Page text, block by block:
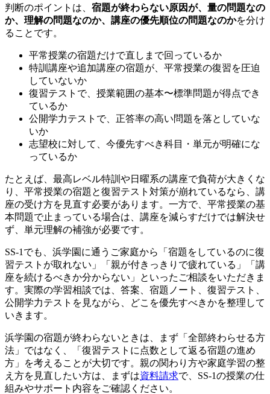
判断のポイントは、 宿題が終わらない原因が、量の問題なの
か、理解の問題なのか、講座の優先順位の問題なのかを分け
ることです。
平常授業の宿題だけで直しまで回っているか
特訓講座や追加講座の宿題が、平常授業の復習を圧迫
していないか
復習テストで、授業範囲の基本〜標準問題が得点でき
ているか
公開学力テストで、正答率の高い問題を落としていな
いか
志望校に対して、今優先すべき科目・単元が明確にな
っているか
たとえば、最高レベル特訓や日曜系の講座で負荷が大きくな
り、平常授業の宿題と復習テスト対策が崩れているなら、講
座の受け方を見直す必要があります。一方で、平常授業の基
本問題で止まっている場合は、講座を減らすだけでは解決せ
ず、単元理解の補強が必要です。
SS-1でも、浜学園に通うご家庭から「宿題をしているのに復
習テストが取れない」「親が付きっきりで疲れている」「講
座を続けるべきか分からない」といったご相談をいただきま
す。実際の学習相談では、答案、宿題ノート、復習テスト、
公開学力テストを見ながら、どこを優先すべきかを整理して
いきます。
浜学園の宿題が終わらないときは、まず「全部終わらせる方
法」ではなく、「復習テストに点数として返る宿題の進め
方」を考えることが大切です。親の関わり方や家庭学習の整
え方を見直したい方は、まずは資料請求で、SS-1の授業の仕
組みやサポート内容をご確認ください。